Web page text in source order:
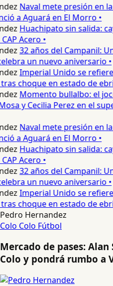
Naval mete presión en
a Aguará en El Morro •
Huachipato sin salida:
Acero •
32 años del Campanil:
un nuevo aniversario •
Imperial Unido se
choque en estado de
Momento bullalbo: el
y Cecilia Perez en el
Naval mete presión en
a Aguará en El Morro •
Huachipato sin salida:
Acero •
32 años del Campanil:
un nuevo aniversario •
Imperial Unido se
choque en estado de
Pedro Hernandez
Colo Colo Fútbol
Mercado de pases:
Colo y pondrá rumbo a